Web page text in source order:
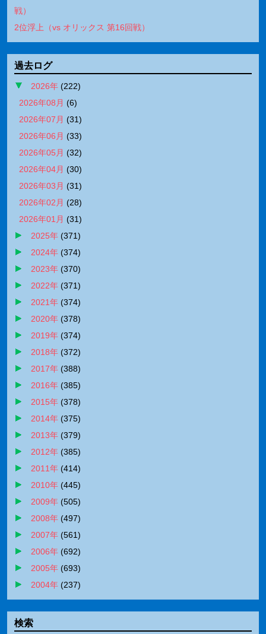
戦）
2位浮上（vs オリックス 第16回戦）
過去ログ
2026年 (222)
2026年08月 (6)
2026年07月 (31)
2026年06月 (33)
2026年05月 (32)
2026年04月 (30)
2026年03月 (31)
2026年02月 (28)
2026年01月 (31)
2025年 (371)
2024年 (374)
2023年 (370)
2022年 (371)
2021年 (374)
2020年 (378)
2019年 (374)
2018年 (372)
2017年 (388)
2016年 (385)
2015年 (378)
2014年 (375)
2013年 (379)
2012年 (385)
2011年 (414)
2010年 (445)
2009年 (505)
2008年 (497)
2007年 (561)
2006年 (692)
2005年 (693)
2004年 (237)
検索